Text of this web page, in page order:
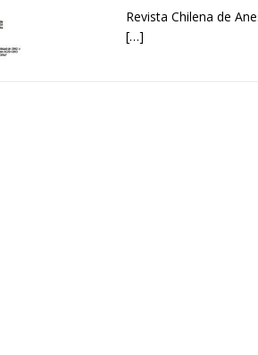
Revista Chilena de
[…]